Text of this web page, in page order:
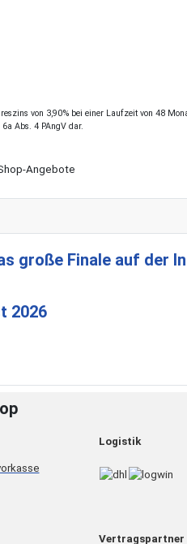
von 3,90% bei einer Laufzeit von 48
Abs. 4 PAngV dar.
Angebote
große Finale auf der
2026
Logistik
Vertragspartner